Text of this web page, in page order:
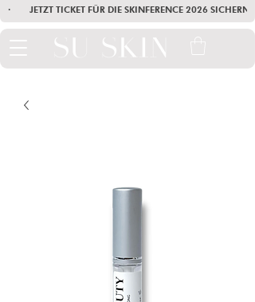
·        JETZT TICKET FÜR DIE SKINFERENCE 2026